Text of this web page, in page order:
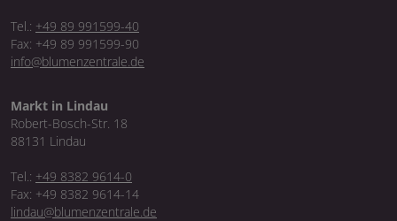
Tel.: +49 89 991599-40
Fax: +49 89 991599-90
info@blumenzentrale.de
Markt in Lindau
Robert-Bosch-Str. 18
88131 Lindau
Tel.: +49 8382 9614-0
Fax: +49 8382 9614-14
lindau@blumenzentrale.de